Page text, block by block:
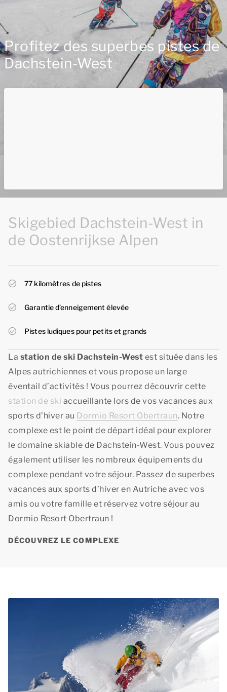
Profitez des superbes pistes de
Dachstein-West
Skigebied Dachstein-West in
de Oostenrijkse Alpen
77 kilomètres de pistes
Garantie d’enneigement élevée
Pistes ludiques pour petits et grands
La station de ski Dachstein-West est située dans les
Alpes autrichiennes et vous propose un large
éventail d’activités ! Vous pourrez découvrir cette
station de ski accueillante lors de vos vacances aux
sports d’hiver au Dormio Resort Obertraun. Notre
complexe est le point de départ idéal pour explorer
le domaine skiable de Dachstein-West. Vous pouvez
également utiliser les nombreux équipements du
complexe pendant votre séjour. Passez de superbes
vacances aux sports d’hiver en Autriche avec vos
amis ou votre famille et réservez votre séjour au
Dormio Resort Obertraun !
DÉCOUVREZ LE COMPLEXE